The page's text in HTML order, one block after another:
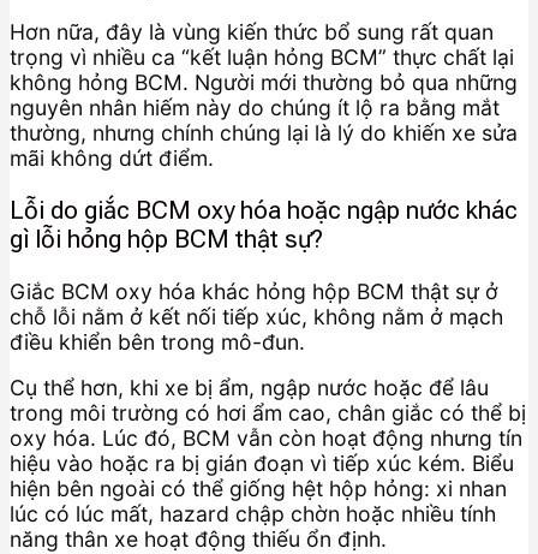
Hơn nữa, đây là vùng kiến thức bổ sung rất quan
trọng vì nhiều ca “kết luận hỏng BCM” thực chất lại
không hỏng BCM. Người mới thường bỏ qua những
nguyên nhân hiếm này do chúng ít lộ ra bằng mắt
thường, nhưng chính chúng lại là lý do khiến xe sửa
mãi không dứt điểm.
Lỗi do giắc BCM oxy hóa hoặc ngập nước khác
gì lỗi hỏng hộp BCM thật sự?
Giắc BCM oxy hóa khác hỏng hộp BCM thật sự ở
chỗ lỗi nằm ở kết nối tiếp xúc, không nằm ở mạch
điều khiển bên trong mô-đun.
Cụ thể hơn, khi xe bị ẩm, ngập nước hoặc để lâu
trong môi trường có hơi ẩm cao, chân giắc có thể bị
oxy hóa. Lúc đó, BCM vẫn còn hoạt động nhưng tín
hiệu vào hoặc ra bị gián đoạn vì tiếp xúc kém. Biểu
hiện bên ngoài có thể giống hệt hộp hỏng: xi nhan
lúc có lúc mất, hazard chập chờn hoặc nhiều tính
năng thân xe hoạt động thiếu ổn định.